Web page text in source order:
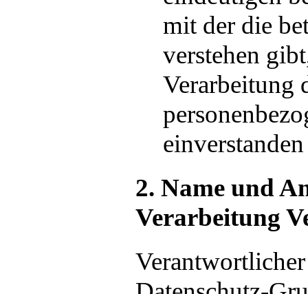
mit der die
verstehen
Verarbeitung
2. Name und
Verarbeitung